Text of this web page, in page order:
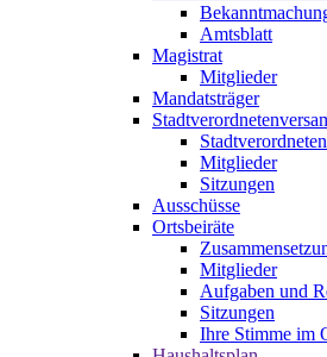
Amtsblatt
Magistrat
Mitglieder
Mandatsträger
Mitglieder
Sitzungen
Ausschüsse
Ortsbeiräte
Mitglieder
Aufgaben und
Sitzungen
Ihre Stimme im